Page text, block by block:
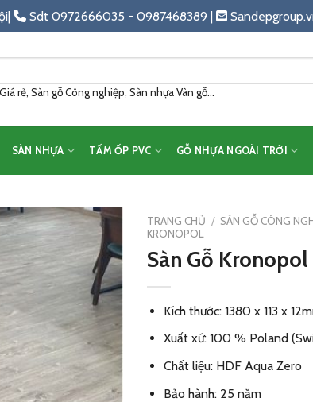
Sdt 0972666035 - 0987468389 |
rẻ, Sàn gỗ Công nghiệp, Sàn nhựa Vân gỗ...
SÀN NHỰA TẤM ỐP PVC GỖ NHỰA NGOÀI TRỜI
Add
to
wishlist
TRANG CHỦ / SÀN GỖ CÔNG
KRONOPOL
Sàn Gỗ
Kích thước: 1380 x 113 x
Xuất xứ: 100 % Poland
Chất liệu: HDF Aqua Zero
Bảo hành: 25 năm